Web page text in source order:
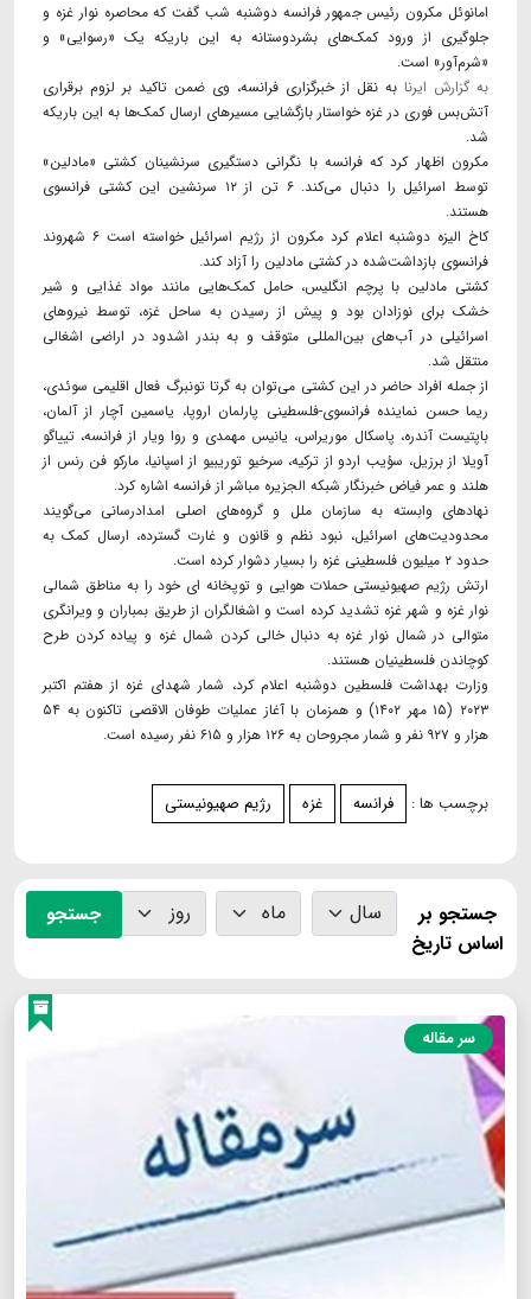
امانوئل مکرون رئیس جمهور فرانسه دوشنبه شب گفت که محاصره نوار غزه و
جلوگیری از ورود کمک‌های بشردوستانه به این باریکه یک «رسوایی» و
«شرم‌آور» است.
به گزارش ایرنا به نقل از خبرگزاری فرانسه، وی ضمن تاکید بر لزوم برقراری
آتش‌بس فوری در غزه خواستار بازگشایی مسیرهای ارسال کمک‌ها به این باریکه
شد.
مکرون اظهار کرد که فرانسه با نگرانی دستگیری سرنشینان کشتی «مادلین»
توسط اسرائیل را دنبال می‌کند. ۶ تن از ۱۲ سرنشین این کشتی فرانسوی
هستند.
کاخ الیزه دوشنبه اعلام کرد مکرون از رژیم اسرائیل خواسته است ۶ شهروند
فرانسوی بازداشت‌شده در کشتی مادلین را آزاد کند.
کشتی مادلین با پرچم انگلیس، حامل کمک‌هایی مانند مواد غذایی و شیر
خشک برای نوزادان بود و پیش از رسیدن به ساحل غزه، توسط نیروهای
اسرائیلی در آب‌های بین‌المللی متوقف و به بندر اشدود در اراضی اشغالی
منتقل شد.
از جمله افراد حاضر در این کشتی می‌توان به گرتا تونبرگ فعال اقلیمی سوئدی،
ریما حسن نماینده فرانسوی-فلسطینی پارلمان اروپا، یاسمین آچار از آلمان،
باپتیست آندره، پاسکال موریراس، یانیس مهمدی و روا ویار از فرانسه، تییاگو
آویلا از برزیل، سؤیب اردو از ترکیه، سرخیو توریبیو از اسپانیا، مارکو فن رنس از
هلند و عمر فیاض خبرنگار شبکه الجزیره مباشر از فرانسه اشاره کرد.
نهادهای وابسته به سازمان ملل و گروه‌های اصلی امدادرسانی می‌گویند
محدودیت‌های اسرائیل، نبود نظم و قانون و غارت گسترده، ارسال کمک به
حدود ۲ میلیون فلسطینی غزه را بسیار دشوار کرده است.
ارتش رژیم صهیونیستی حملات هوایی و توپخانه ای خود را به مناطق شمالی
نوار غزه و شهر غزه تشدید کرده است و اشغالگران از طریق بمباران و ویرانگری
متوالی در شمال نوار غزه به دنبال خالی کردن شمال غزه و پیاده کردن طرح
کوچاندن فلسطینیان هستند.
وزارت بهداشت فلسطین دوشنبه اعلام کرد، شمار شهدای غزه از هفتم اکتبر
۲۰۲۳ (۱۵ مهر ۱۴۰۲) و همزمان با آغاز عملیات طوفان الاقصی تاکنون به ۵۴
هزار و ۹۲۷ نفر و شمار مجروحان به ۱۲۶ هزار و ۶۱۵ نفر رسیده است.
برچسب ها : فرانسه غزه رژیم صهیونیستی
جستجو بر
اساس تاریخ
جستجو
سر مقاله